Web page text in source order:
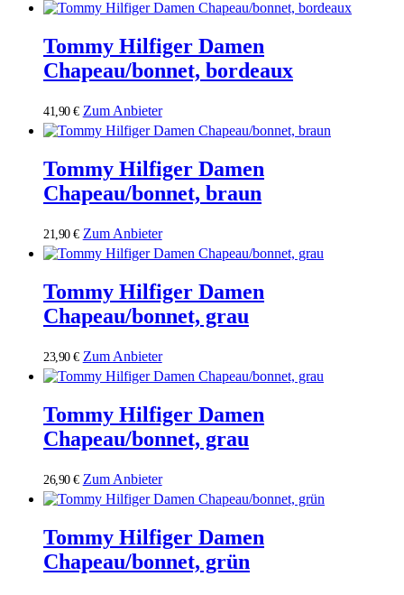
Tommy Hilfiger Damen
Chapeau/bonnet, bordeaux
41,90€ Zum Anbieter
Tommy Hilfiger Damen
Chapeau/bonnet, braun
21,90€ Zum Anbieter
Tommy Hilfiger Damen
Chapeau/bonnet, grau
23,90€ Zum Anbieter
Tommy Hilfiger Damen
Chapeau/bonnet, grau
26,90€ Zum Anbieter
Tommy Hilfiger Damen
Chapeau/bonnet, grün